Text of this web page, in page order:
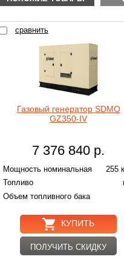
сравнить
Газовый генератор SDMO
GZ350-IV
7 376 840 р.
Мощность номинальная
255
Топливо
Объем топливного бака
КУПИТЬ
ПОЛУЧИТЬ СКИДКУ